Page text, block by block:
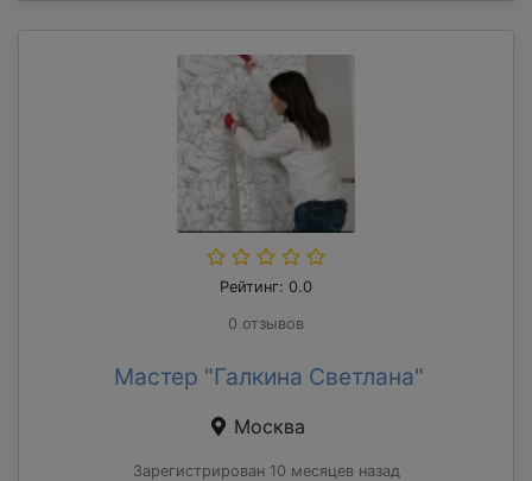
Рейтинг: 0.0
0 отзывов
Мастер "Галкина Светлана"
Москва
Зарегистрирован 10 месяцев назад